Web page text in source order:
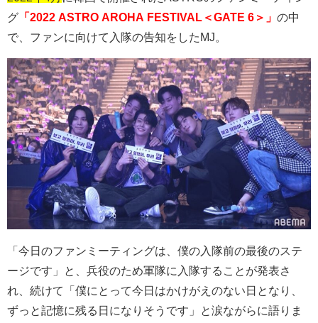
グ 「2022 ASTRO AROHA FESTIVAL＜GATE 6＞」 の中
で、ファンに向けて入隊の告知をしたMJ
「今日のファンミーティングは、僕の入隊前の最後のステ
ージです」と、兵役のため軍隊に入隊することが発表さ
れ、続けて「僕にとって今日はかけがえのない日となり、
ずっと記憶に残る日になりそうです」と涙ながらに語りま